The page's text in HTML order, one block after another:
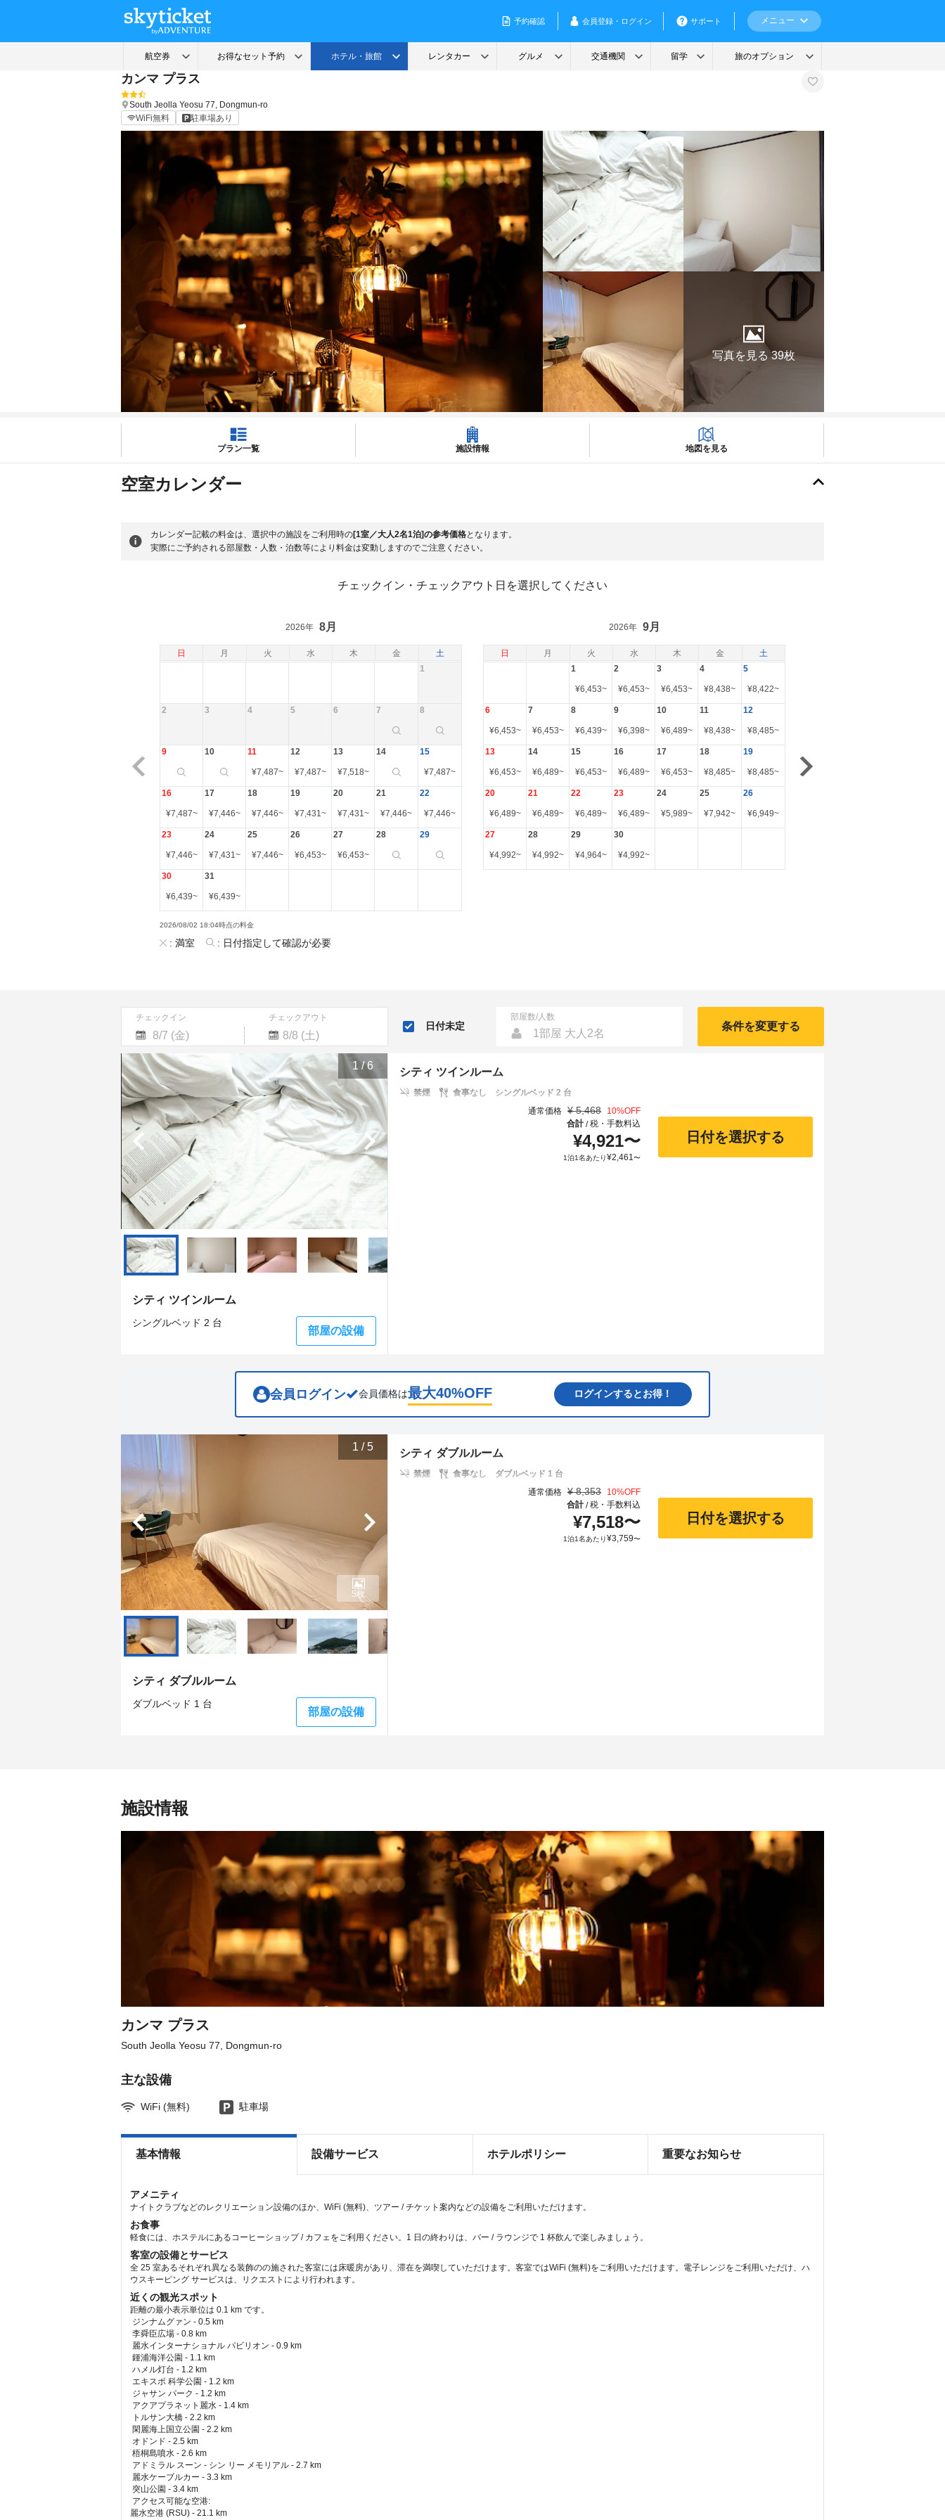
カンマ プラス
South Jeolla Yeosu 77, Dongmun-ro
WiFi無料
駐車場あり
写真を見る 39枚
プラン一覧 施設情報 地図を見る
空室カレンダー
カレンダー記載の料金は、選択中の施設をご利用時の[1室／大人2名1泊]の参考価格となります。
実際にご予約される部屋数・人数・泊数等により料金は変動しますのでご注意ください。
チェックイン・チェックアウト日を選択してください
日 月 火 水 木 金 土 日 月 火 水 木 金 土
2026年 8月
1
2 3 4 5 6 7 8
9 10 11
¥7,487~
12
¥7,487~
13
¥7,518~
14 15
¥7,487~
16
¥7,487~
17
¥7,446~
18
¥7,446~
19
¥7,431~
20
¥7,431~
21
¥7,446~
22
¥7,446~
23
¥7,446~
24
¥7,431~
25
¥7,446~
26
¥6,453~
27
¥6,453~
28 29
30
¥6,439~
31
¥6,439~
2026年 9月
1
¥6,453~
2
¥6,453~
3
¥6,453~
4
¥8,438~
5
¥8,422~
6
¥6,453~
7
¥6,453~
8
¥6,439~
9
¥6,398~
10
¥6,489~
11
¥8,438~
12
¥8,485~
13
¥6,453~
14
¥6,489~
15
¥6,453~
16
¥6,489~
17
¥6,453~
18
¥8,485~
19
¥8,485~
20
¥6,489~
21
¥6,489~
22
¥6,489~
23
¥6,489~
24
¥5,989~
25
¥7,942~
26
¥6,949~
27
¥4,992~
28
¥4,992~
29
¥4,964~
30
¥4,992~
2026/08/02 18:04時点の料金
: 満室 : 日付指定して確認が必要
チェックイン チェックアウト
Navigate
forward
to
interact
with
the
calendar
and
select
a
date.
Press
the
question
mark
key
to
get
the
shortcuts
changing
Navigate
backward
to
interact
with
the
calendar
and
select
Press
question
mark
key
get
changing
日付未定
部屋数/人数
1部屋 大人2名
条件を変更する
1/6
シティ ツインルーム
シングルベッド 2 台
部屋の設備
シティ ツインルーム
禁煙 食事なし
シングルベッド 2 台
通常価格 ¥ 5,468 10%OFF
合計/税・手数料込
¥4,921〜
1泊1名あたり¥2,461〜
日付を選択する
会員ログイン 会員価格は最大40%OFF ログインするとお得！
1 /5
シティ ダブルルーム
ダブルベッド 1 台
部屋の設備
5枚
シティ ダブルルーム
禁煙 食事なし
ダブルベッド 1 台
通常価格 ¥ 8,353 10%OFF
合計/税・手数料込
¥7,518〜
1泊1名あたり¥3,759〜
日付を選択する
施設情報
カンマ プラス
South Jeolla Yeosu 77, Dongmun-ro
主な設備
WiFi (無料) 駐車場
基本情報 設備サービス ホテルポリシー 重要なお知らせ
アメニティ
ナイトクラブなどのレクリエーション設備のほか、WiFi (無料)、ツアー / チケット案内などの設備をご利用いただけます。
お食事
軽食には、ホステルにあるコーヒーショップ / カフェをご利用ください。1 日の終わりは、バー / ラウンジで 1 杯飲んで楽しみましょう。
客室の設備とサービス
全 25 室あるそれぞれ異なる装飾のの施された客室には床暖房があり、滞在を満喫していただけます。客室ではWiFi (無料)をご利用いただけます。電子レンジをご利用いただけ、ハ
ウスキーピング サービスは、リクエストにより行われます。
近くの観光スポット
距離の最小表示単位は 0.1 km です。
ジンナムグァン - 0.5 km
李舜臣広場 - 0.8 km
麗水インターナショナル パビリオン - 0.9 km
鍾浦海洋公園 - 1.1 km
ハメル灯台 - 1.2 km
エキスポ 科学公園 - 1.2 km
ジャサン パーク - 1.2 km
アクアプラネット麗水 - 1.4 km
トルサン大橋 - 2.2 km
閑麗海上国立公園 - 2.2 km
オドンド - 2.5 km
梧桐島噴水 - 2.6 km
アドミラル スーン - シン リー メモリアル - 2.7 km
麗水ケーブルカー - 3.3 km
突山公園 - 3.4 km
アクセス可能な空港:
麗水空港 (RSU) - 21.1 km